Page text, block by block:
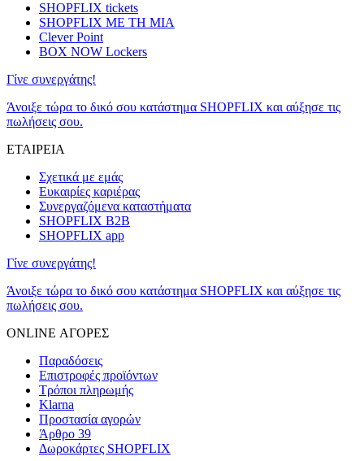
SHOPFLIX tickets
SHOPFLIX ΜΕ ΤΗ ΜΙΑ
Clever Point
BOX NOW Lockers
Γίνε συνεργάτης!
Άνοιξε τώρα το δικό σου κατάστημα SHOPFLIX και αύξησε τις
πωλήσεις σου.
ΕΤΑΙΡΕΙΑ
Σχετικά με εμάς
Ευκαιρίες καριέρας
Συνεργαζόμενα καταστήματα
SHOPFLIX B2B
SHOPFLIX app
Γίνε συνεργάτης!
Άνοιξε τώρα το δικό σου κατάστημα SHOPFLIX και αύξησε τις
πωλήσεις σου.
ONLINE ΑΓΟΡΕΣ
Παραδόσεις
Επιστροφές προϊόντων
Τρόποι πληρωμής
Klarna
Προστασία αγορών
Άρθρο 39
Δωροκάρτες SHOPFLIX